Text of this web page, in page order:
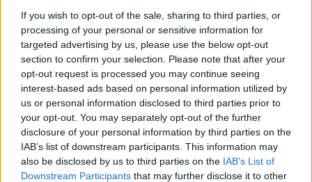
If you wish to opt-out of the sale, sharing to third parties, or
processing of your personal or sensitive information for
targeted advertising by us, please use the below opt-out
section to confirm your selection. Please note that after your
opt-out request is processed you may continue seeing
interest-based ads based on personal information utilized by
us or personal information disclosed to third parties prior to
your opt-out. You may separately opt-out of the further
disclosure of your personal information by third parties on the
IAB’s list of downstream participants. This information may
also be disclosed by us to third parties on the IAB’s List of
Downstream Participants that may further disclose it to other
escluso. A partire dalla sua famiglia,
schierata al completo in prima fila, passando
per la sua maggioranza, gli alleati di
centrodestra e la protezione civile, fino ai
dipendenti della macchina comunale.
1 di 8
TAG politica
marco colombo